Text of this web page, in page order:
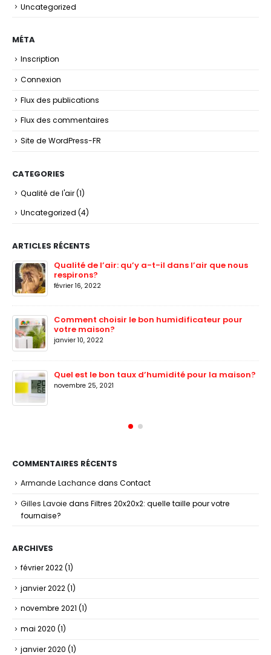
Uncategorized
MÉTA
Inscription
Connexion
Flux des publications
Flux des commentaires
Site de WordPress-FR
CATEGORIES
Qualité de l'air(1)
Uncategorized (4)
ARTICLES RÉCENTS
Qualité de l’air: qu’y a-t-il dans l’air que nous
respirons?
février 16, 2022
Comment choisir le bon humidificateur pour
votre maison?
janvier 10, 2022
Quel est le bon taux d’humidité pour la maison?
novembre 25, 2021
COMMENTAIRES RÉCENTS
Armande Lachance dans Contact
Gilles Lavoie dans Filtres 20x20x2: quelle taille pour votre
fournaise?
ARCHIVES
février 2022(1)
janvier 2022(1)
novembre 2021 (1)
mai 2020 (1)
janvier 2020 (1)